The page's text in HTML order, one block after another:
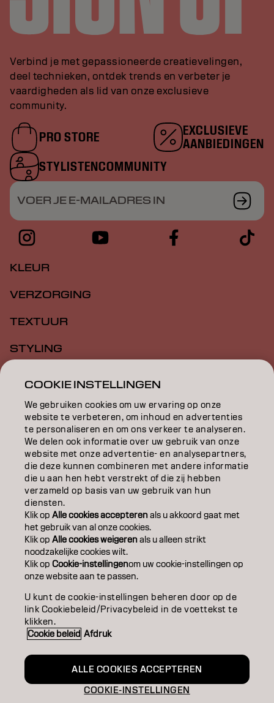
Verbind je met gepassioneerde creatievelingen,
deel technieken, ontdek trends en verbeter je
vaardigheden als lid van onze exclusieve
community.
PRO STORE
EXCLUSIEVE
AANBIEDINGEN
STYLISTENCOMMUNITY
VOER JE E-MAILADRES IN
KLEUR
VERZORGING
TEXTUUR
STYLING
EDUCATION
OVER
SALONVINDER
WORD PARTNER
CONTACT
ColofonPrivacyverklaringCookiebeleid
GebruiksvoorwaardenToegankelijkheidsverklaring
BE | Dutch
Goldwell is part of
COOKIE INSTELLINGEN
We gebruiken cookies om uw ervaring op onze
website te verbeteren, om inhoud en advertenties
te personaliseren en om ons verkeer te analyseren.
We delen ook informatie over uw gebruik van onze
website met onze advertentie- en analysepartners,
die deze kunnen combineren met andere informatie
die u aan hen hebt verstrekt of die zij hebben
verzameld op basis van uw gebruik van hun
diensten.
Klik opAlle cookies accepterenals u akkoord gaat met
het gebruik van al onze cookies.
Klik opAlle cookies weigerenals u alleen strikt
noodzakelijke cookies wilt.
Klik opCookie-instellingenom uw cookie-instellingen op
onze website aan te passen.
U kunt de cookie-instellingen beheren door op de
link Cookiebeleid/Privacybeleid in de voettekst te
klikken.
Cookie beleid Afdruk
COOKIE-INSTELLINGEN
ALLE COOKIES ACCEPTEREN